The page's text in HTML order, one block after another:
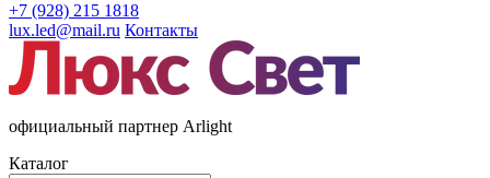
+7 (928) 215 1818
lux.led@mail.ru Контакты
официальный партнер Arlight
Каталог